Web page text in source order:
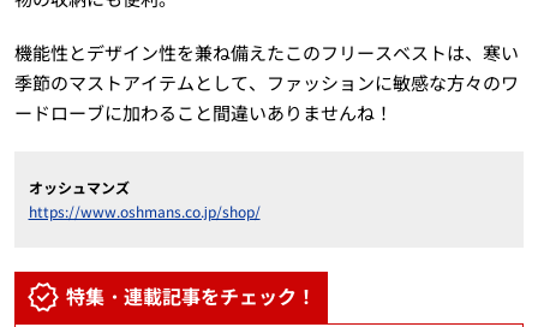
機能性とデザイン性を兼ね備えたこのフリースベストは、寒い
季節のマストアイテムとして、ファッションに敏感な方々のワ
ードローブに加わること間違いありませんね！
オッシュマンズ
https://www.oshmans.co.jp/shop/
特集・連載記事をチェック！